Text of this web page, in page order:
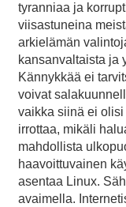
tyranniaa ja
viisastuneina
arkielämän
kansanvaltaista ja
Kännykkää ei
voivat
vaikka siinä ei
irrottaa, mikäli
mahdollista
haavoittuvainen
asentaa Linux.
avaimella.